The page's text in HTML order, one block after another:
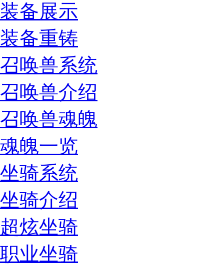
装备展示
装备重铸
召唤兽系统
召唤兽介绍
召唤兽魂魄
魂魄一览
坐骑系统
坐骑介绍
超炫坐骑
职业坐骑